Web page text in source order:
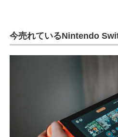
今売れているNintendo